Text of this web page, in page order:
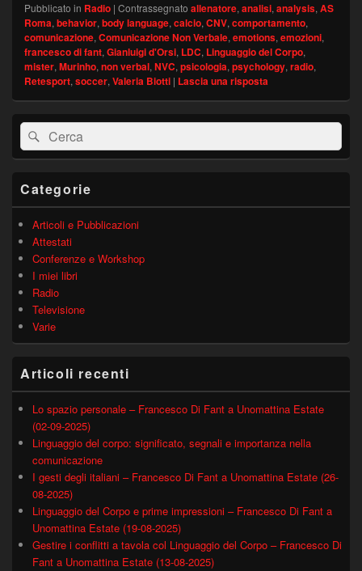
Pubblicato in Radio | Contrassegnato allenatore,analisi,analysis,AS
Roma,behavior,body language,calcio,CNV,comportamento,
comunicazione,Comunicazione Non Verbale,emotions,emozioni,
francesco di fant,Gianluigi d'Orsi, LDC, Linguaggio del Corpo,
mister,Murinho,non verbal,NVC,psicologia,psychology,radio,
Retesport,soccer,Valeria Biotti | Lascia una risposta
Area
widget
barra
Cerca:Cerca
Categorie
Articoli e Pubblicazioni
Attestati
Conferenze e Workshop
I miei libri
Radio
Televisione
Varie
Articoli recenti
Lo spazio personale – Francesco Di Fant a Unomattina Estate
(02-09-2025)
Linguaggio del corpo: significato, segnali e importanza nella
comunicazione
I gesti degli italiani – Francesco Di Fant a Unomattina Estate (26-
08-2025)
Linguaggio del Corpo e prime impressioni – Francesco Di Fant a
Unomattina Estate (19-08-2025)
Gestire i conflitti a tavola col Linguaggio del Corpo – Francesco Di
Fant a Unomattina Estate (13-08-2025)